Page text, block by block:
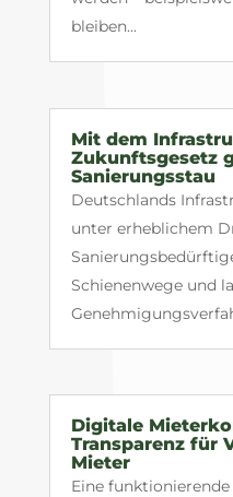
bleiben...
Mit dem
Zukunftsgesetz
Sanierungsstau
Deutschlands
unter erheblichem
Schienenwege und
Digitale
Transparenz für
Mieter
Eine